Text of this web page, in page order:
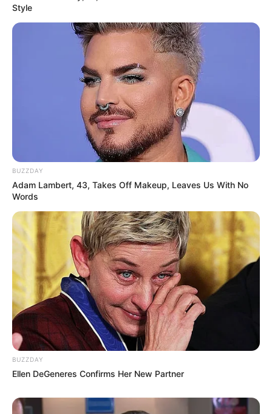
Style
BUZZDAY
Adam Lambert, 43, Takes Off Makeup, Leaves Us With No
Words
BUZZDAY
Ellen DeGeneres Confirms Her New Partner